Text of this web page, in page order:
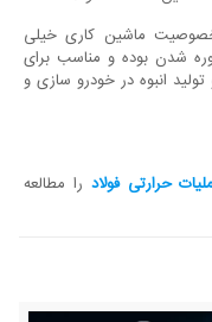
(اتومات) 1.0737 دارای خصوصیت ماشین کاری خیلی
شدن بوده و مناسب برای
انبوه در خودرو سازی و
حرارتی فولاد را مطالعه